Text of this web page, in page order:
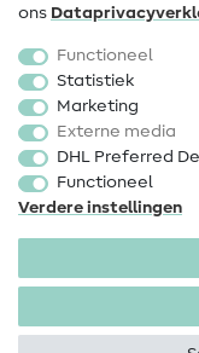
Fournituren
Sale
ons
Functioneel
Statistiek
Marketing
Externe media
DHL Preferred
Functioneel
Verdere instellingen
Colofon Privacy